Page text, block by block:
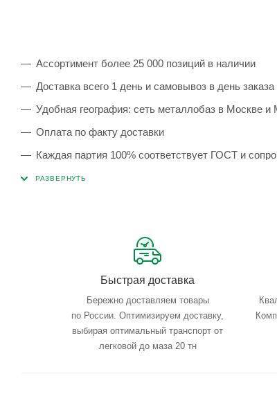
Ассортимент более 25 000 позиций в наличии
Доставка всего 1 день и самовывоз в день заказа
Удобная география: сеть металлобаз в Москве и
Оплата по факту доставки
Каждая партия 100% соответствует ГОСТ и
Сервисные услуги: резка, гибка,
Быстрая доставка
Бережно доставляем товары
по России. Оптимизируем доставку,
выбирая оптимальный транспорт от
легковой до маза 20 тн